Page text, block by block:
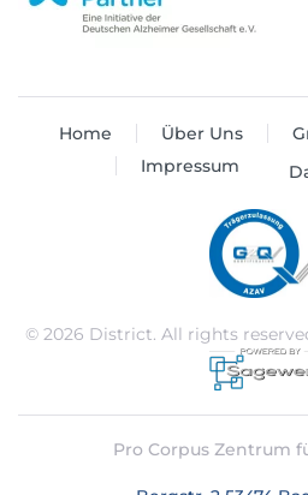
Home Über Uns
Impressum
© 2026 District. All rights
Pro Corpus Zentrum